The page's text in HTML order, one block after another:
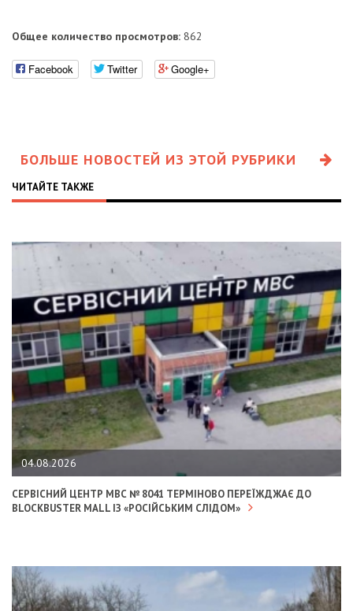
Общее количество просмотров: 862
Facebook Twitter Google+
БОЛЬШЕ НОВОСТЕЙ ИЗ ЭТОЙ РУБРИКИ
ЧИТАЙТЕ ТАКЖЕ
04.08.2026
СЕРВІСНИЙ ЦЕНТР МВС № 8041 ТЕРМІНОВО ПЕРЕЇЖДЖАЄ ДО
BLOCKBUSTER MALL ІЗ «РОСІЙСЬКИМ СЛІДОМ»